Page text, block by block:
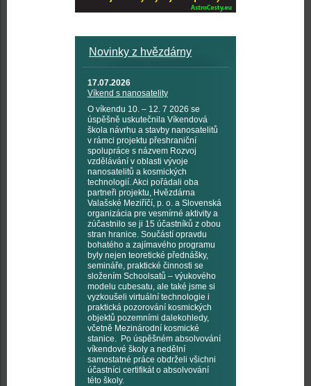
Novinky z hvězdárny
17.07.2026
Víkend s nanosatelity
O víkendu 10. – 12. 7 2026 se
úspěšně uskutečnila Víkendová
škola návrhu a stavby nanosatelitů
v rámci projektu přeshraniční
spolupráce s názvem Rozvoj
vzdělávání v oblasti vývoje
nanosatelitů a kosmických
technologií. Akci pořádali oba
partneři projektu, Hvězdárna
Valašské Meziříčí, p. o. a Slovenská
organizácia pre vesmírné aktivity a
zúčastnilo se ji 15 účastníků z obou
stran hranice. Součástí opravdu
bohatého a zajímavého programu
byly nejen teoretické přednášky,
semináře, praktické činnosti se
složením Schoolsatů – výukového
modelu cubesatu, ale také jsme si
vyzkoušeli virtuální technologie i
praktická pozorování kosmických
objektů pozemními dalekohledy,
včetně Mezinárodní kosmické
stanice. Po úspěšném absolvování
víkendové školy a nedělní
samostatné práce obdrželi všichni
účastníci certifikát o absolvování
této školy.